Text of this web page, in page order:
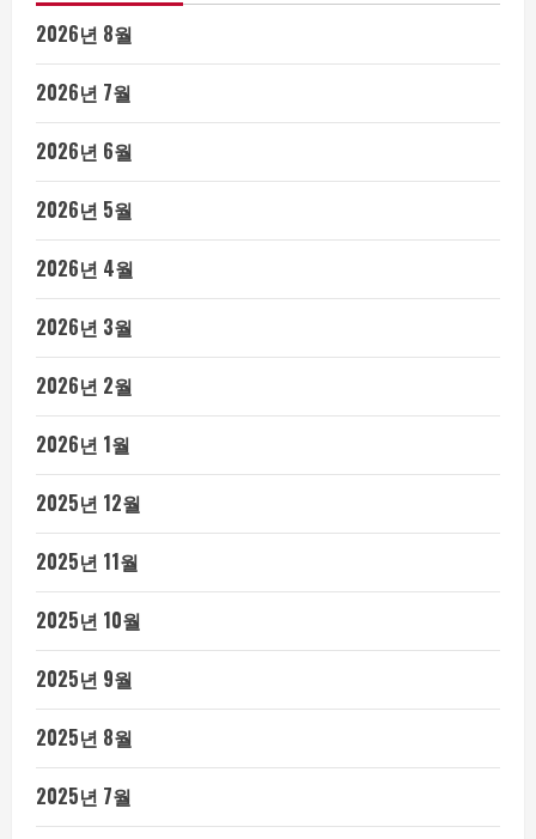
2026년 8월
2026년 7월
2026년 6월
2026년 5월
2026년 4월
2026년 3월
2026년 2월
2026년 1월
2025년 12월
2025년 11월
2025년 10월
2025년 9월
2025년 8월
2025년 7월